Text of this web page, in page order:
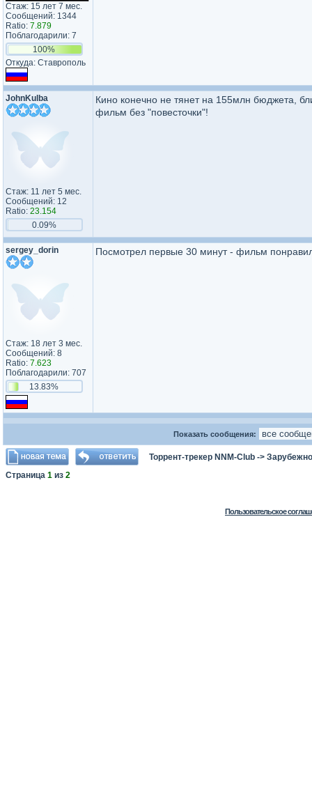
Стаж: 15 лет 7 мес.
Сообщений: 1344
Ratio: 7.879
Поблагодарили: 7
100%
Откуда: Ставрополь
JohnKulba
Стаж: 11 лет 5 мес.
Сообщений: 12
Ratio: 23.154
0.09%
Кино конечно не тянет на 155млн бюджета,
фильм без "повесточки"!
sergey_dorin
Стаж: 18 лет 3 мес.
Сообщений: 8
Ratio: 7.623
Поблагодарили: 707
13.83%
Посмотрел первые 30 минут - фильм
Показать сообщения:
Торрент-трекер NNM-Club ->
Страница 1 из 2
Пользовательское